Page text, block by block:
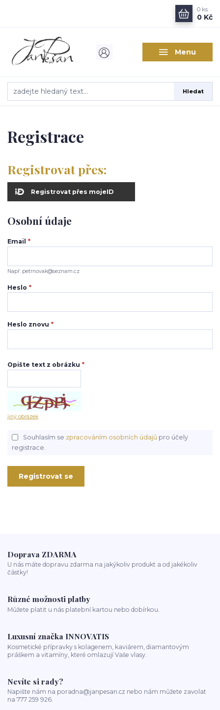
Menu
Hledat
0 ks
0 Kč
Registrace
Registrovat přes:
Registrovat přes mojeID
Osobní údaje
Email *
Např. petrnovak@seznam.cz
Heslo *
Heslo znovu *
Opište text z obrázku *
jiný obrázek
Souhlasím se zpracováním osobních údajůpro účely
registrace.
Registrovat se
Doprava ZDARMA
U nás máte dopravu zdarma na jakýkoliv produkt a od jakékoliv
částky!
Různé možnosti platby
Můžete platit u nás platební kartou nebo dobírkou.
Luxusní značka INNOVATIS
Kosmetické přípravky s kolagenem, kaviárem, diamantovým
práškem a vitamíny, které omlazují Vaše vlasy.
Nevíte si rady?
Napište nám na poradna@janpesan.cz nebo nám můžete zavolat
na 777 259 926.